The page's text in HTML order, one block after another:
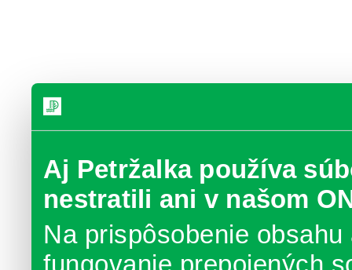
Aj Petržalka používa
nestratili ani v našom
Na prispôsobenie